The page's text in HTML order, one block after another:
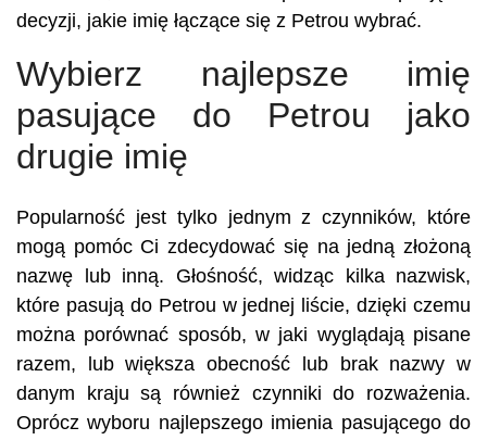
decyzji, jakie imię łączące się z Petrou wybrać.
Wybierz najlepsze imię
pasujące do Petrou jako
drugie imię
Popularność jest tylko jednym z czynników, które
mogą pomóc Ci zdecydować się na jedną złożoną
nazwę lub inną. Głośność, widząc kilka nazwisk,
które pasują do Petrou w jednej liście, dzięki czemu
można porównać sposób, w jaki wyglądają pisane
razem, lub większa obecność lub brak nazwy w
danym kraju są również czynniki do rozważenia.
Oprócz wyboru najlepszego imienia pasującego do